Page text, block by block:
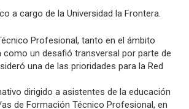
a cargo de la Universidad la Frontera.
Profesional, tanto en el ámbito
un desafió transversal por parte de
una de las prioridades para la Red
dirigido a asistentes de la educación
de Formación Técnico Profesional, en